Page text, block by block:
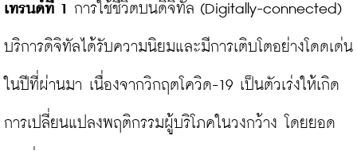
เทรนด์ที่ 1 การใช้ชีวิตบนดิจิทัล (Digitally-connected)
บริการดิจิทัลได้รับความนิยมและมีการเติบโตอย่างโดดเด่น
ในปีที่ผ่านมา เนื่องจากวิกฤตโควิด-19 เป็นตัวเร่งให้เกิด
การเปลี่ยนแปลงพฤติกรรมผู้บริโภคในวงกว้าง โดยยอด